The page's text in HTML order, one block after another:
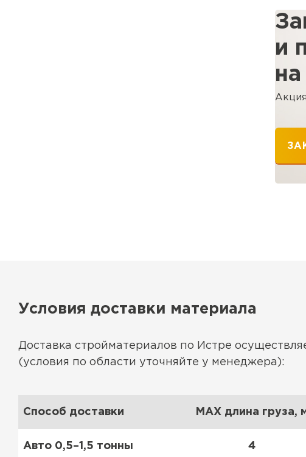
и
Условия доставки материала
Доставка стройматериалов по Истре
(условия по области уточняйте у менеджера):
Способ доставки MAX длина груза,
Авто 0,5–1,5 тонны 4